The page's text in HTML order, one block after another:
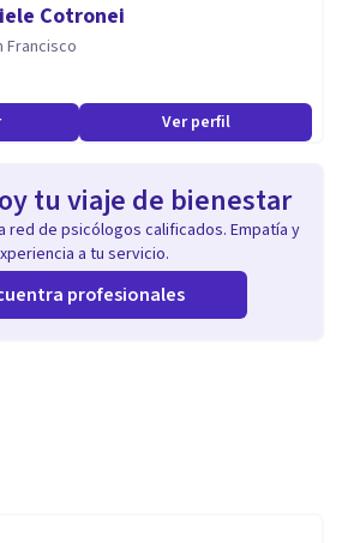
Cotronei
Francisco
Ver perfil
tu viaje de bienestar
red de psicólogos calificados. Empatía y
a tu servicio.
profesionales